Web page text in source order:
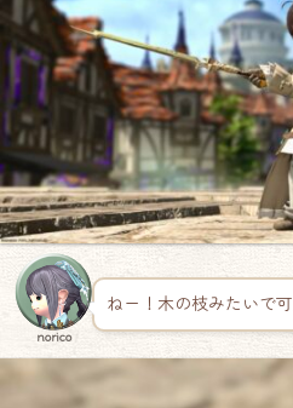
norico
ねー！木の枝みたいで